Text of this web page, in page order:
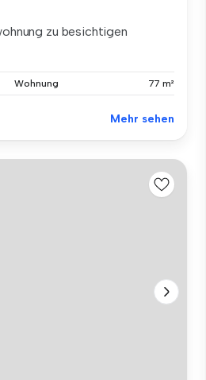
zu besichtigen
Wohnung 77 m²
Mehr sehen